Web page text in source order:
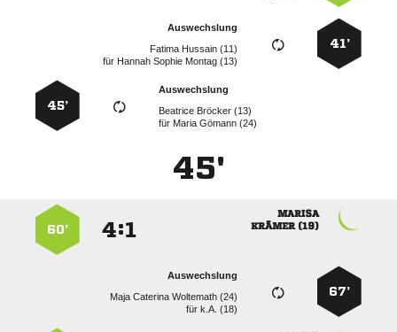
41’
Auswechslung
  
für    
Auswechslung
  
für   
45’
45'

 
:
60’
67’
Auswechslung
   
fürk.A. (18)